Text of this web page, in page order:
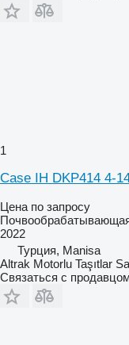
1
Case IH DKP414 4-
Цена по запросу
2022
Турция, Manisa
Altrak Motorlu Taşıtlar
Связаться с